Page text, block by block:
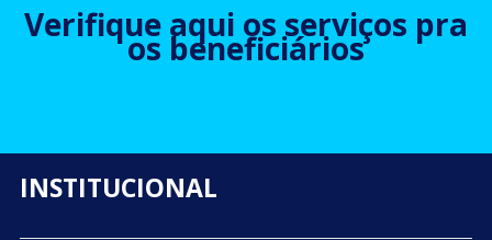
Verifique aqui os serviços pra
os beneficiários
INSTITUCIONAL